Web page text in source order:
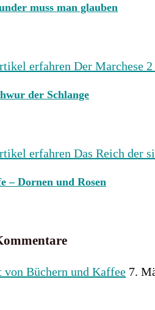
muss man glauben
der Schlange
– Dornen und Rosen
Büchern und Kaffee 7.